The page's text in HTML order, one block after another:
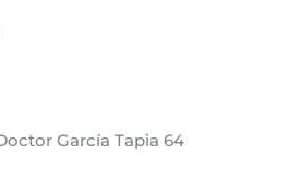
García Tapia 64